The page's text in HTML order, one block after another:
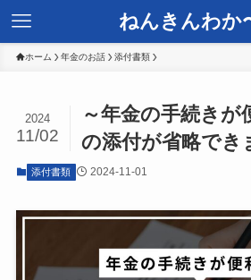
ねんきんわか
ホーム 年金のお話 添付書類
～年金の手続きが
の添付が省略でき
2024
11/02
添付書類 2024-11-01